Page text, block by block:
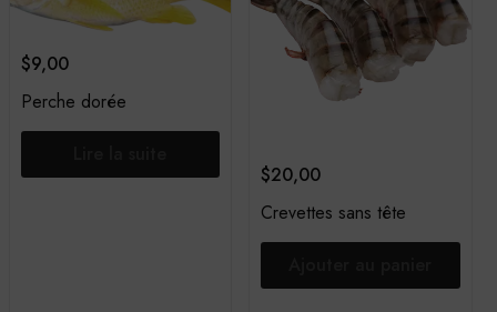
$9,00
Perche dorée
$20,00
Crevettes sans tête